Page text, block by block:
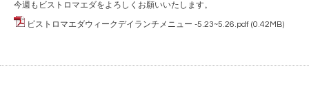
今週もビストロマエダをよろしくお願いいたします。
ビストロマエダウィークデイランチメニュー -5.23~5.26.pdf (0.42MB)